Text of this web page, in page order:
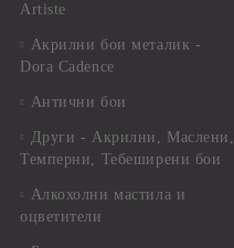
Artiste
Акрилни бои металик -
Dora Cadence
Антични бои
Други - Акрилни, Маслени,
Темперни, Тебеширени бои
Алкохолни мастила и
оцветители